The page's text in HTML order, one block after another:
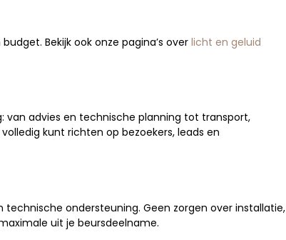
Bekijk ook onze pagina’s over licht en geluid
van advies en technische planning tot transport,
kunt richten op bezoekers, leads en
technische ondersteuning. Geen zorgen over installatie,
uit je beursdeelname.